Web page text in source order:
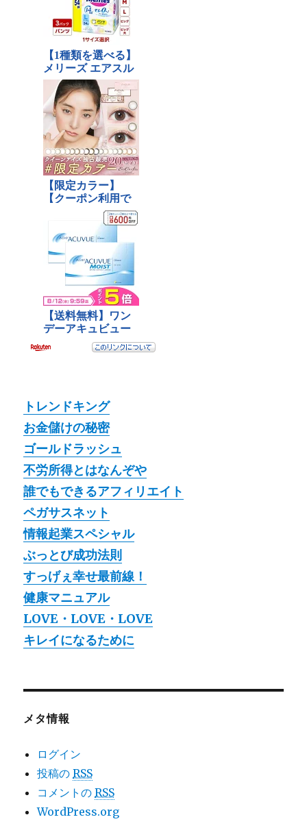
トレンドキング
お金儲けの秘密
ゴールドラッシュ
不労所得とはなんぞや
誰でもできるアフィリエイト
ペガサスネット
情報起業スペシャル
ぶっとび成功法則
すっげぇ幸せ最前線！
健康マニュアル
LOVE・LOVE・LOVE
キレイになるために
メタ情報
ログイン
投稿のRSS
コメントのRSS
WordPress.org